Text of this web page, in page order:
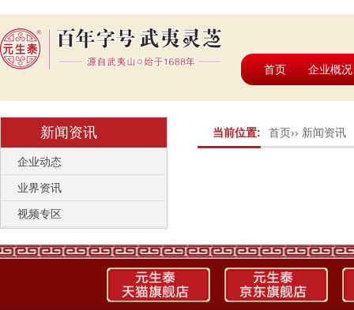
首页 企业概况
新闻资讯
企业动态
业界资讯
视频专区
当前位置: 首页›› 新闻资讯